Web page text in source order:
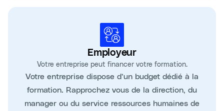
Employeur
Votre entreprise peut financer votre formation.
Votre entreprise dispose d’un budget dédié à la
formation. Rapprochez vous de la direction, du
manager ou du service ressources humaines de